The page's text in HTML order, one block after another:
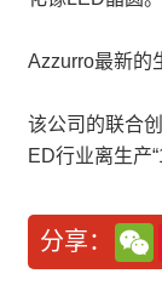
Azzurro最新的
该公司的联合
ED行业离生产
分享：